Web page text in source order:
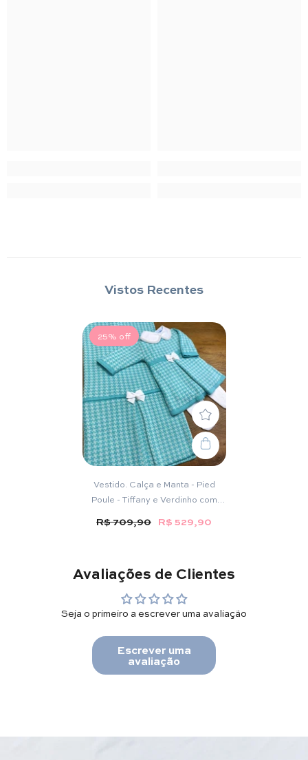
Vistos Recentes
25% off
Vestido. Calça e Manta - Pied
Poule - Tiffany e Verdinho com
R$ 709,90 R$ 529,90
Avaliações de Clientes
Seja o primeiro a escrever uma avaliação
Escrever uma
avaliação